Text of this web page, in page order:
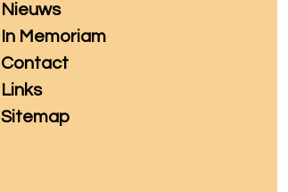
Nieuws
In Memoriam
Contact
Links
Sitemap